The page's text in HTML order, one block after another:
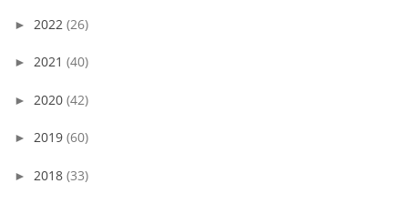
► 2022 (26)
► 2021 (40)
► 2020 (42)
► 2019 (60)
► 2018 (33)